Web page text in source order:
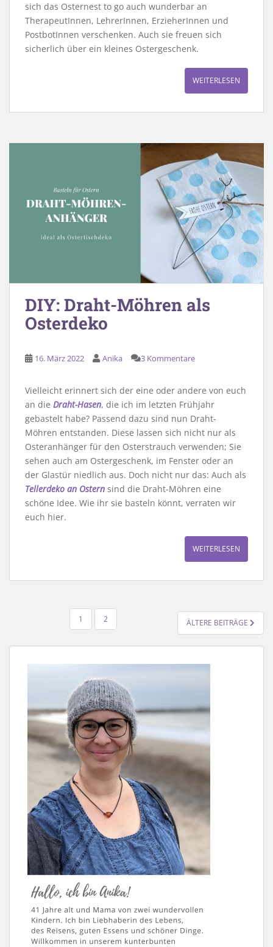
sich das Osternest to go auch wunderbar an
TherapeutInnen, LehrerInnen, ErzieherInnen und
PostbotInnen verschenken. Auch sie freuen sich
sicherlich über ein kleines Ostergeschenk.
WEITERLESEN
DIY: Draht-Möhren als
Osterdeko
16. März 2022 Anika 3 Kommentare
Vielleicht erinnert sich der eine oder andere von euch
an die Draht-Hasen, die ich im letzten Frühjahr
gebastelt habe? Passend dazu sind nun Draht-
Möhren entstanden. Diese lassen sich nicht nur als
Osteranhänger für den Osterstrauch verwenden; Sie
sehen auch am Ostergeschenk, im Fenster oder an
der Glastür niedlich aus. Doch nicht nur das: Auch als
Tellerdeko an Ostern sind die Draht-Möhren eine
schöne Idee. Wie ihr sie basteln könnt, verraten wir
euch hier.
WEITERLESEN
SEITENNUMMERIERUNG
BEITRÄGE
1 2 ÄLTERE BEITRÄGE